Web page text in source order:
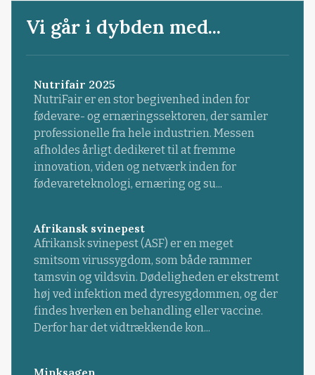
Vi går i dybden med...
Nutrifair 2025
NutriFair er en stor begivenhed inden for
fødevare- og ernæringssektoren, der samler
professionelle fra hele industrien. Messen
afholdes årligt dedikeret til at fremme
innovation, viden og netværk inden for
fødevareteknologi, ernæring og su...
Afrikansk svinepest
Afrikansk svinepest (ASF) er en meget
smitsom virussygdom, som både rammer
tamsvin og vildsvin. Dødeligheden er ekstremt
høj ved infektion med dyresygdommen, og der
findes hverken en behandling eller vaccine.
Derfor har det vidtrækkende kon...
Minksagen